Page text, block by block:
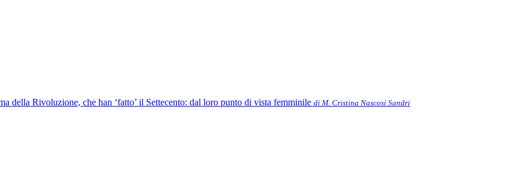
della Rivoluzione, che han ‘fatto’ il Settecento: dal loro punto di vista femminile di M. Cristina Nascosi Sandri